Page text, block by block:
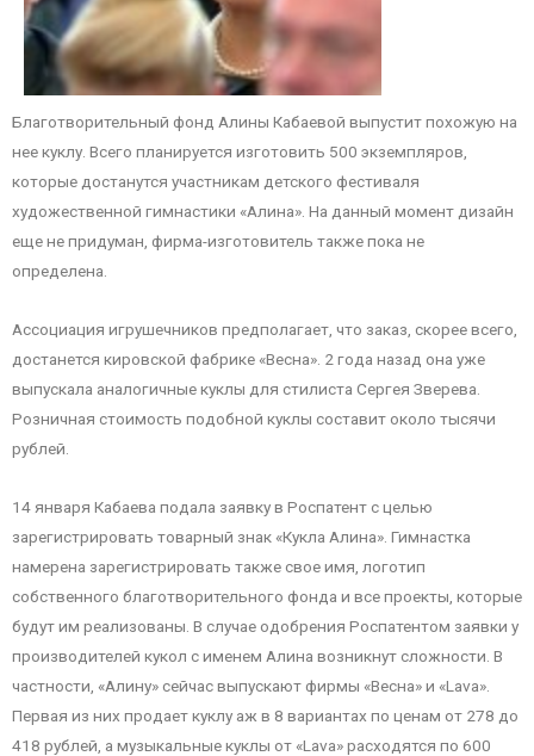
Благотворительный фонд Алины Кабаевой выпустит похожую на
нее куклу. Всего планируется изготовить 500 экземпляров,
которые достанутся участникам детского фестиваля
художественной гимнастики «Алина». На данный момент дизайн
еще не придуман, фирма-изготовитель также пока не
определена.
Ассоциация игрушечников предполагает, что заказ, скорее всего,
достанется кировской фабрике «Весна». 2 года назад она уже
выпускала аналогичные куклы для стилиста Сергея Зверева.
Розничная стоимость подобной куклы составит около тысячи
рублей.
14 января Кабаева подала заявку в Роспатент с целью
зарегистрировать товарный знак «Кукла Алина». Гимнастка
намерена зарегистрировать также свое имя, логотип
собственного благотворительного фонда и все проекты, которые
будут им реализованы. В случае одобрения Роспатентом заявки у
производителей кукол с именем Алина возникнут сложности. В
частности, «Алину» сейчас выпускают фирмы «Весна» и «Lava».
Первая из них продает куклу аж в 8 вариантах по ценам от 278 до
418 рублей, а музыкальные куклы от «Lava» расходятся по 600